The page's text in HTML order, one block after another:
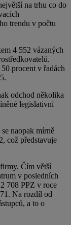
na trhu co do
trendu v počtu
4 552 vázaných
procent v řadách
odchod několika
legislativní
naopak mírně
což představuje
Čím větší
v posledních
708 PPZ v roce
Na rozdíl od
a to o